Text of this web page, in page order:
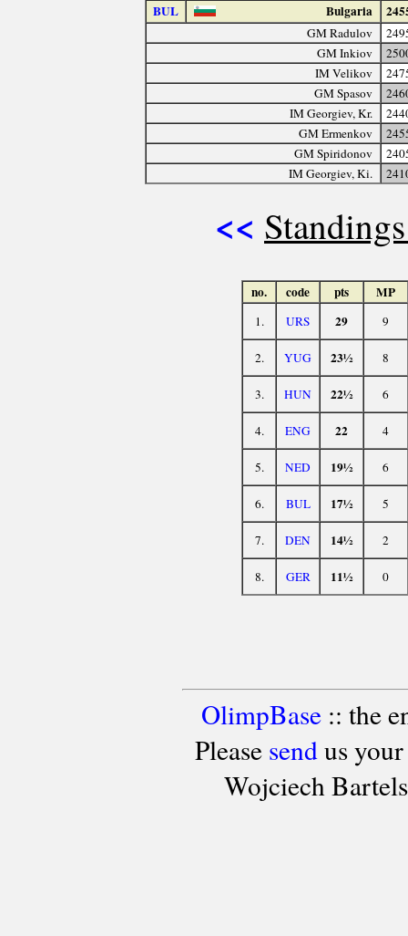
BUL Bulgaria
GM Radulov
GM Inkiov
IM Velikov
GM Spasov
IM Georgiev, Kr.
GM Ermenkov
GM Spiridonov
IM Georgiev, Ki.
<<
no. code pts MP
1. URS 29 9
2. YUG 23½ 8
3. HUN 22½ 6
4. ENG 22 4
5. NED 19½ 6
6. BUL 17½ 5
7. DEN 14½ 2
8. GER 11½ 0
OlimpBase:: the
Please sendus your
Wojciech